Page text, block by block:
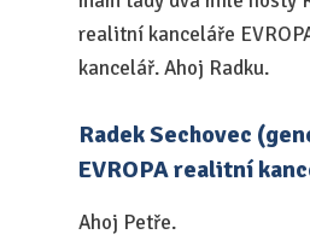
realitní kanceláře
kancelář. Ahoj Radku.
Radek Sechovec
EVROPA realitní
Ahoj Petře.